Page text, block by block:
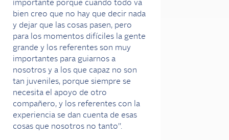
importante porque cuando todo va
bien creo que no hay que decir nada
y dejar que las cosas pasen, pero
para los momentos difíciles la gente
grande y los referentes son muy
importantes para guiarnos a
nosotros y a los que capaz no son
tan juveniles, porque siempre se
necesita el apoyo de otro
compañero, y los referentes con la
experiencia se dan cuenta de esas
cosas que nosotros no tanto”.